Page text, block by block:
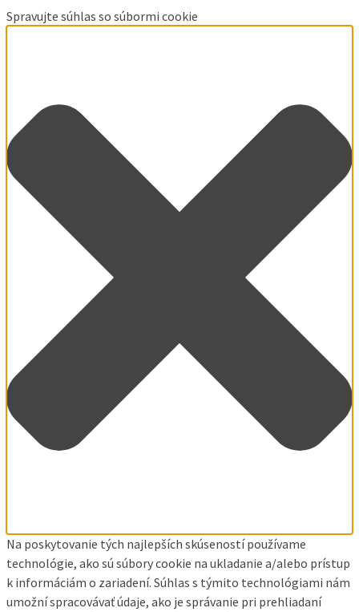
Spravujte súhlas so súbormi cookie
Na poskytovanie tých najlepších skúseností používame
technológie, ako sú súbory cookie na ukladanie a/alebo prístup
k informáciám o zariadení. Súhlas s týmito technológiami nám
umožní spracovávať údaje, ako je správanie pri prehliadaní